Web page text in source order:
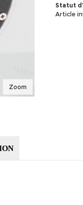
Zoom
Statut
Article